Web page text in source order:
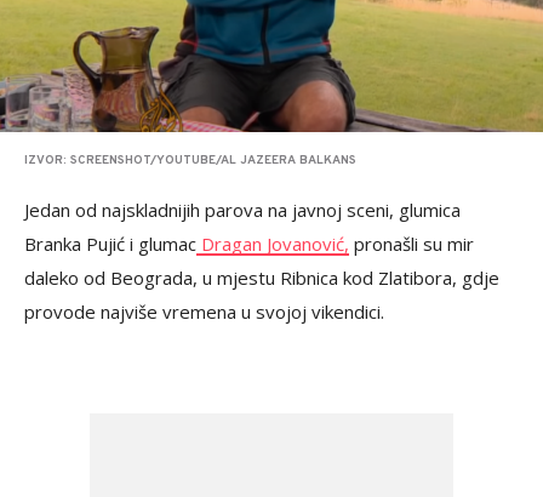
IZVOR: SCREENSHOT/YOUTUBE/AL JAZEERA BALKANS
Jedan od najskladnijih parova na javnoj sceni, glumica
Branka Pujić i glumac Dragan Jovanović, pronašli su mir
daleko od Beograda, u mjestu Ribnica kod Zlatibora, gdje
provode najviše vremena u svojoj vikendici.